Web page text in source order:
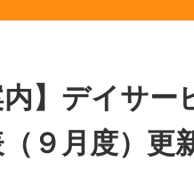
内】デイサ
９月度）更